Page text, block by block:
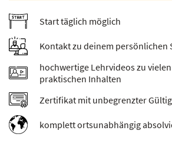
Start täglich möglich
Kontakt zu deinem
hochwertige Lehrvideos zu
praktischen Inhalten
Zertifikat mit unbegrenzter
komplett ortsunabhängig